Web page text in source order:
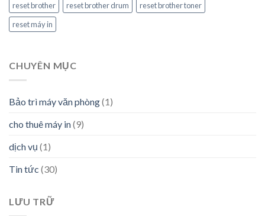
reset brother
reset brother drum
reset brother toner
reset máy in
CHUYÊN MỤC
Bảo trì máy văn phòng(1)
cho thuê máy in(9)
dịch vụ (1)
Tin tức (30)
LƯU TRỮ